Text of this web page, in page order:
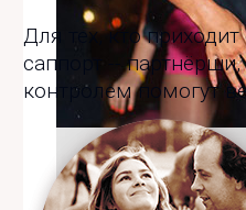
Жаркие танцы
Для тех, кто
саппорт --
контролем помогут